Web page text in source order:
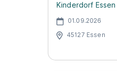
Kinderdorf Essen
01.09.2026
45127 Essen